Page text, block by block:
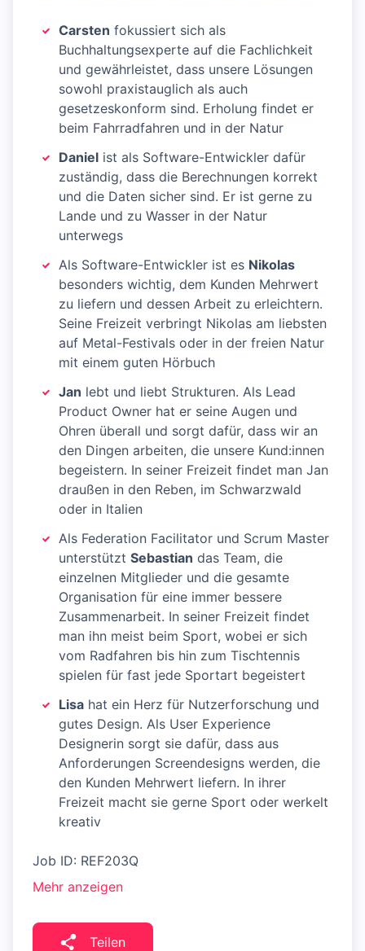
Carsten fokussiert sich als
Buchhaltungsexperte auf die Fachlichkeit
und gewährleistet, dass unsere Lösungen
sowohl praxistauglich als auch
gesetzeskonform sind. Erholung findet er
beim Fahrradfahren und in der Natur
Daniel ist als Software-Entwickler dafür
zuständig, dass die Berechnungen korrekt
und die Daten sicher sind. Er ist gerne zu
Lande und zu Wasser in der Natur
unterwegs
Als Software-Entwickler ist es Nikolas
besonders wichtig, dem Kunden Mehrwert
zu liefern und dessen Arbeit zu erleichtern.
Seine Freizeit verbringt Nikolas am liebsten
auf Metal-Festivals oder in der freien Natur
mit einem guten Hörbuch
Jan lebt und liebt Strukturen. Als Lead
Product Owner hat er seine Augen und
Ohren überall und sorgt dafür, dass wir an
den Dingen arbeiten, die unsere Kund:innen
begeistern. In seiner Freizeit findet man Jan
draußen in den Reben, im Schwarzwald
oder in Italien
Als Federation Facilitator und Scrum Master
unterstützt Sebastian das Team, die
einzelnen Mitglieder und die gesamte
Organisation für eine immer bessere
Zusammenarbeit. In seiner Freizeit findet
man ihn meist beim Sport, wobei er sich
vom Radfahren bis hin zum Tischtennis
spielen für fast jede Sportart begeistert
Lisa hat ein Herz für Nutzerforschung und
gutes Design. Als User Experience
Designerin sorgt sie dafür, dass aus
Anforderungen Screendesigns werden, die
den Kunden Mehrwert liefern. In ihrer
Freizeit macht sie gerne Sport oder werkelt
kreativ
Job ID: REF203Q
Mehr anzeigen
Teilen